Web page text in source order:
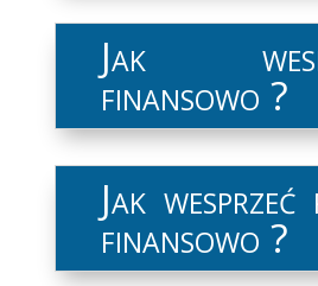
Jak
finansowo ?
Jak wesprzeć
finansowo ?